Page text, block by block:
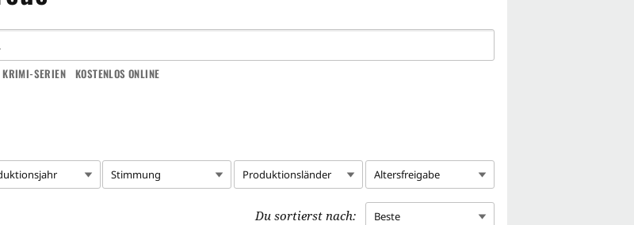
KRIMI-SERIEN KOSTENLOS ONLINE
Stimmung Produktionsländer Altersfreigabe
Du sortierst nach: Beste